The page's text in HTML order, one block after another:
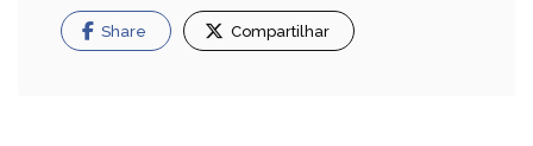
Share Compartilhar